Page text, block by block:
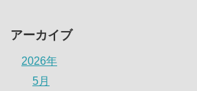
アーカイブ
2026年
5月